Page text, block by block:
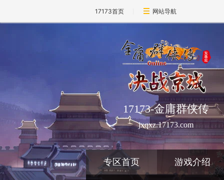
17173首页 网站导航
17173-金庸群侠传
jxqxz.17173.com
专区首页 游戏介绍